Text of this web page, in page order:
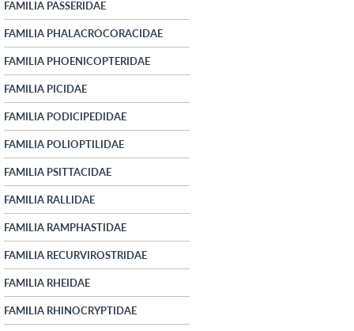
FAMILIA PASSERIDAE
FAMILIA PHALACROCORACIDAE
FAMILIA PHOENICOPTERIDAE
FAMILIA PICIDAE
FAMILIA PODICIPEDIDAE
FAMILIA POLIOPTILIDAE
FAMILIA PSITTACIDAE
FAMILIA RALLIDAE
FAMILIA RAMPHASTIDAE
FAMILIA RECURVIROSTRIDAE
FAMILIA RHEIDAE
FAMILIA RHINOCRYPTIDAE